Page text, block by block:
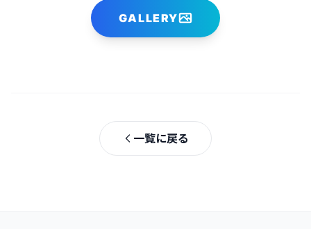
GALLERY
一覧に戻る